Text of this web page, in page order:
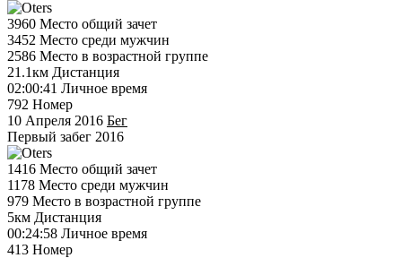
3960 Место общий зачет
3452 Место среди мужчин
2586 Место в возрастной группе
21.1км Дистанция
02:00:41 Личное время
792 Номер
10 Апреля 2016 Бег
Первый забег 2016
1416 Место общий зачет
1178 Место среди мужчин
979 Место в возрастной группе
5км Дистанция
00:24:58 Личное время
413 Номер